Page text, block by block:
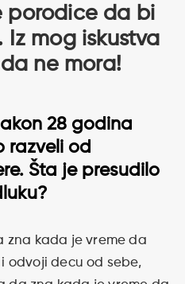
porodice da bi
Iz mog iskustva
ne mora!
28 godina
razveli od
Šta je presudilo
zna kada je vreme da
odvoji decu od sebe,